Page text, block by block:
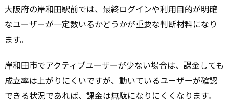
大阪府の岸和田駅前では、最終ログインや利用目的が明確
なユーザーが一定数いるかどうかが重要な判断材料になり
ます。
岸和田市でアクティブユーザーが少ない場合は、課金しても
成立率は上がりにくいですが、動いているユーザーが確認
できる状況であれば、課金は無駄になりにくくなります。